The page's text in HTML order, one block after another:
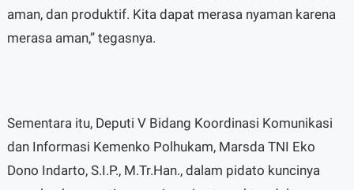
aman, dan produktif. Kita dapat merasa nyaman karena
merasa aman,” tegasnya.
Sementara itu, Deputi V Bidang Koordinasi Komunikasi
dan Informasi Kemenko Polhukam, Marsda TNI Eko
Dono Indarto, S.I.P., M.Tr.Han., dalam pidato kuncinya